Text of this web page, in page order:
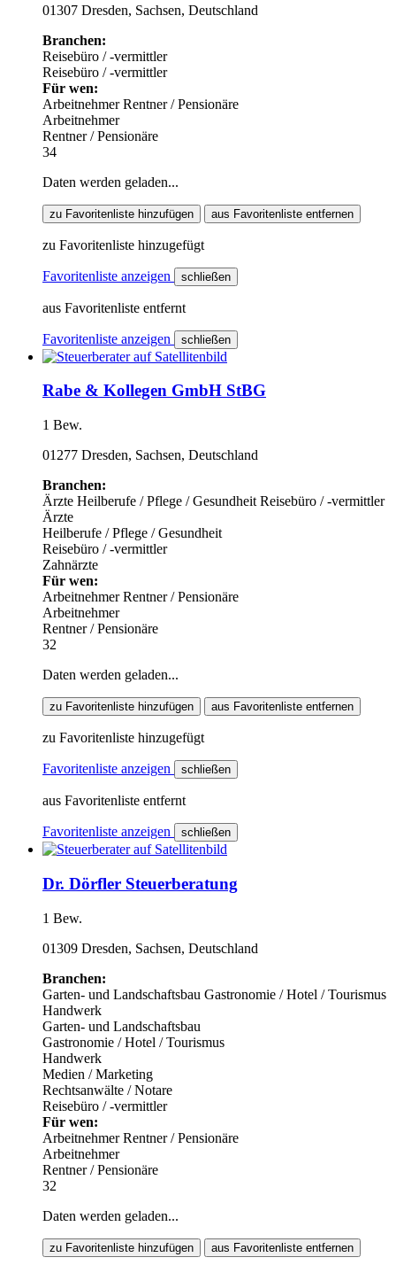
01307 Dresden, Sachsen, Deutschland
Branchen:
Reisebüro / -vermittler
Reisebüro / -vermittler
Für wen:
ArbeitnehmerRentner / Pensionäre
Arbeitnehmer
Rentner / Pensionäre
34
Daten werden geladen...
zu Favoritenliste hinzufügen aus Favoritenliste entfernen
zu Favoritenliste hinzugefügt
Favoritenliste anzeigen schließen
aus Favoritenliste entfernt
Favoritenliste anzeigen schließen
Rabe & Kollegen GmbH StBG
1 Bew.
01277 Dresden, Sachsen, Deutschland
Branchen:
Ärzte Heilberufe / Pflege / Gesundheit Reisebüro / -vermittler
Ärzte
Heilberufe / Pflege / Gesundheit
Reisebüro / -vermittler
Zahnärzte
Für wen:
ArbeitnehmerRentner / Pensionäre
Arbeitnehmer
Rentner / Pensionäre
32
Daten werden geladen...
zu Favoritenliste hinzufügen aus Favoritenliste entfernen
zu Favoritenliste hinzugefügt
Favoritenliste anzeigen schließen
aus Favoritenliste entfernt
Favoritenliste anzeigen schließen
Dr. Dörfler Steuerberatung
1 Bew.
01309 Dresden, Sachsen, Deutschland
Branchen:
Garten- und Landschaftsbau Gastronomie / Hotel / Tourismus
Handwerk
Garten- und Landschaftsbau
Gastronomie / Hotel / Tourismus
Handwerk
Medien / Marketing
Rechtsanwälte / Notare
Reisebüro / -vermittler
Für wen:
ArbeitnehmerRentner / Pensionäre
Arbeitnehmer
Rentner / Pensionäre
32
Daten werden geladen...
zu Favoritenliste hinzufügen aus Favoritenliste entfernen